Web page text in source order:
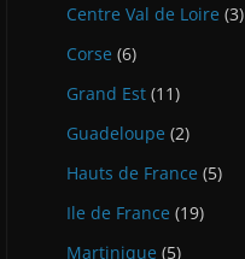
Centre Val de Loire (3)
Corse (6)
Grand Est (11)
Guadeloupe (2)
Hauts de France (5)
Ile de France (19)
Martinique (5)